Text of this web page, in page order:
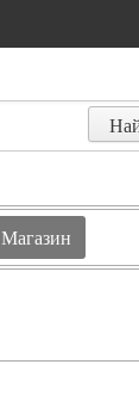
Магазин